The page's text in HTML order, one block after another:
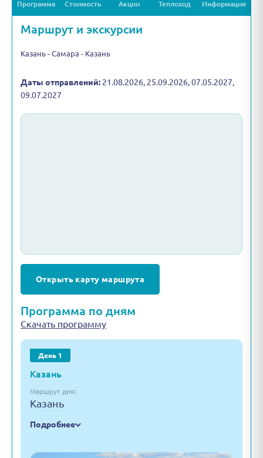
Программа Стоимость Акции Теплоход Информация
Маршрут и экскурсии
Казань - Самара - Казань
Даты отправлений: 21.08.2026, 25.09.2026, 07.05.2027,
09.07.2027
Открыть карту маршрута
Программа по дням
Скачать программу
День 1
Казань
Маршрут дня:
Казань
Подробнее